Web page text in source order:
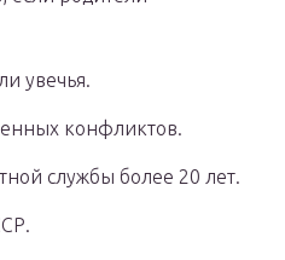
увечья.
конфликтов.
службы более 20 лет.